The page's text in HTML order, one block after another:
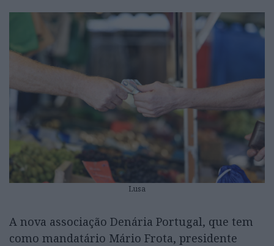
Lusa
A nova associação Denária Portugal, que tem
como mandatário Mário Frota, presidente